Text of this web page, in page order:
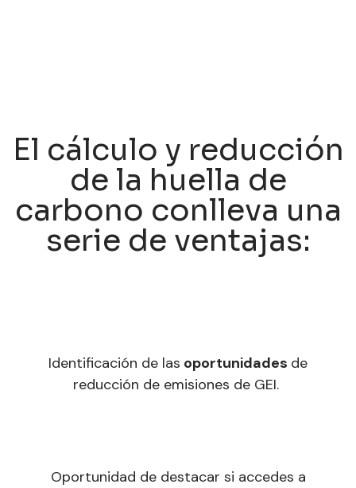
El cálculo y reducción
de la huella de
carbono conlleva una
serie de ventajas​:
Identificación de las oportunidades de
reducción de emisiones de GEI.
Oportunidad de destacar si accedes a